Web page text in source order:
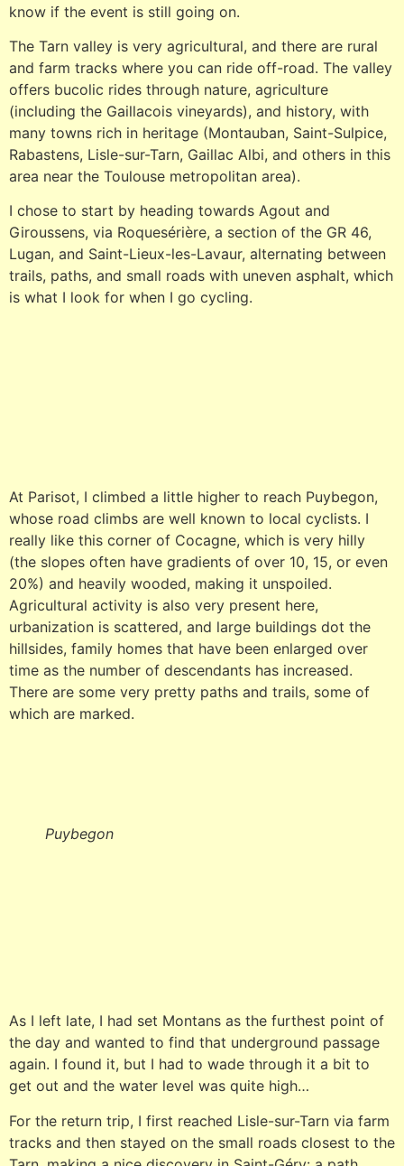
know if the event is still going on.
The Tarn valley is very agricultural, and there are rural
and farm tracks where you can ride off-road. The valley
offers bucolic rides through nature, agriculture
(including the Gaillacois vineyards), and history, with
many towns rich in heritage (Montauban, Saint-Sulpice,
Rabastens, Lisle-sur-Tarn, Gaillac Albi, and others in this
area near the Toulouse metropolitan area).
I chose to start by heading towards Agout and
Giroussens, via Roquesérière, a section of the GR 46,
Lugan, and Saint-Lieux-les-Lavaur, alternating between
trails, paths, and small roads with uneven asphalt, which
is what I look for when I go cycling.
At Parisot, I climbed a little higher to reach Puybegon,
whose road climbs are well known to local cyclists. I
really like this corner of Cocagne, which is very hilly
(the slopes often have gradients of over 10, 15, or even
20%) and heavily wooded, making it unspoiled.
Agricultural activity is also very present here,
urbanization is scattered, and large buildings dot the
hillsides, family homes that have been enlarged over
time as the number of descendants has increased.
There are some very pretty paths and trails, some of
which are marked.
Puybegon
As I left late, I had set Montans as the furthest point of
the day and wanted to find that underground passage
again. I found it, but I had to wade through it a bit to
get out and the water level was quite high…
For the return trip, I first reached Lisle-sur-Tarn via farm
tracks and then stayed on the small roads closest to the